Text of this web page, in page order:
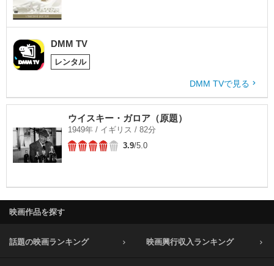
DMM TV
レンタル
DMM TVで見る
ウイスキー・ガロア（原題）
1949年 / イギリス / 82分
3.9/5.0
映画作品を探す
話題の映画ランキング 映画興行収入ランキング